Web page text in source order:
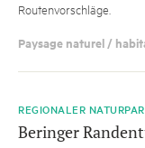
Routenvorschläge.
Paysage naturel /
REGIONALER
Beringer